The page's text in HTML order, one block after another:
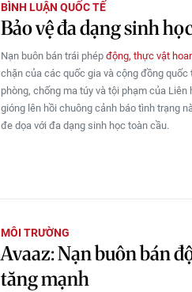
BÌNH LUẬN QUỐC TẾ
Bảo vệ đa dạng sinh
Nạn buôn bán trái phép động, thực vật
chặn của các quốc gia và cộng đồng
phòng, chống ma túy và tội phạm của Liên
gióng lên hồi chuông cảnh báo tình trạng
đe dọa với đa dạng sinh học toàn cầu.
MÔI TRƯỜNG
Avaaz: Nạn buôn bán
tăng mạnh